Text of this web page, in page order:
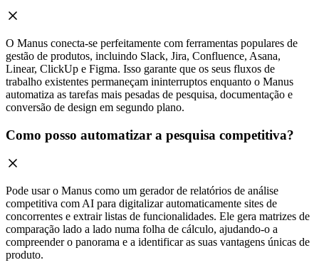
O Manus conecta-se perfeitamente com ferramentas populares de
gestão de produtos, incluindo Slack, Jira, Confluence, Asana,
Linear, ClickUp e Figma. Isso garante que os seus fluxos de
trabalho existentes permaneçam ininterruptos enquanto o Manus
automatiza as tarefas mais pesadas de pesquisa, documentação e
conversão de design em segundo plano.
Como posso automatizar a pesquisa competitiva?
Pode usar o Manus como um gerador de relatórios de análise
competitiva com AI para digitalizar automaticamente sites de
concorrentes e extrair listas de funcionalidades. Ele gera matrizes de
comparação lado a lado numa folha de cálculo, ajudando-o a
compreender o panorama e a identificar as suas vantagens únicas de
produto.